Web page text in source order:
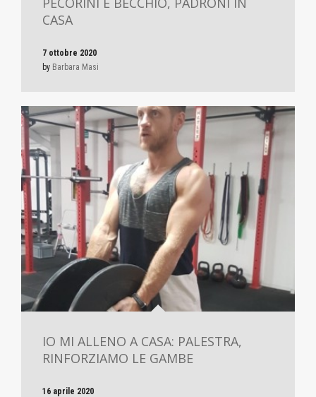
CASA
7 ottobre 2020
by Barbara Masi
IO MI ALLENO A CASA: PALESTRA,
RINFORZIAMO LE GAMBE
16 aprile 2020